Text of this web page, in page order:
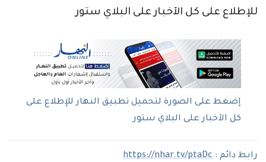
للإطلاع على كل الآخبار على البلاي ستور
إضغط على الصورة لتحميل تطبيق النهار للإطلاع على
كل الآخبار على البلاي ستور
رابط دائم : https://nhar.tv/ptaDc